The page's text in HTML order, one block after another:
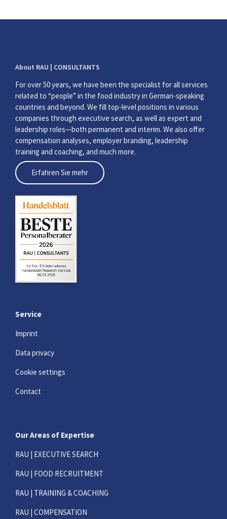
About RAU | CONSULTANTS
For over 50 years, we have been the specialist for all services
related to “people” in the food industry in German-speaking
countries and beyond. We fill top-level positions in various
companies through executive search, as well as expert and
leadership roles—both permanent and interim. We also offer
compensation analyses, employer branding, leadership
training and coaching, and much more.
Erfahren Sie mehr
Service
Imprint
Data privacy
Cookie settings
Contact
Our Areas of Expertise
RAU | EXECUTIVE SEARCH
RAU | FOOD RECRUITMENT
RAU | TRAINING & COACHING
RAU | COMPENSATION